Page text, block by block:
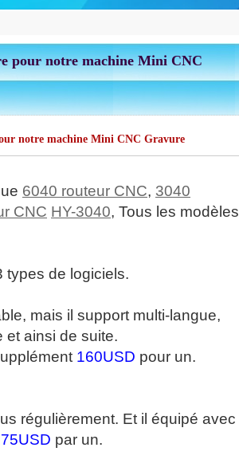
pour notre machine Mini CNC
notre machine Mini CNC Gravure
6040 routeur CNC, 3040
CNC HY-3040, Tous les modèles
types de logiciels.
mais il support multi-langue,
et ainsi de suite.
160USD pour un.
régulièrement. Et il équipé avec
par un.